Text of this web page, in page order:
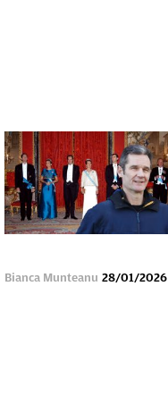
Bianca Munteanu 28/01/2026